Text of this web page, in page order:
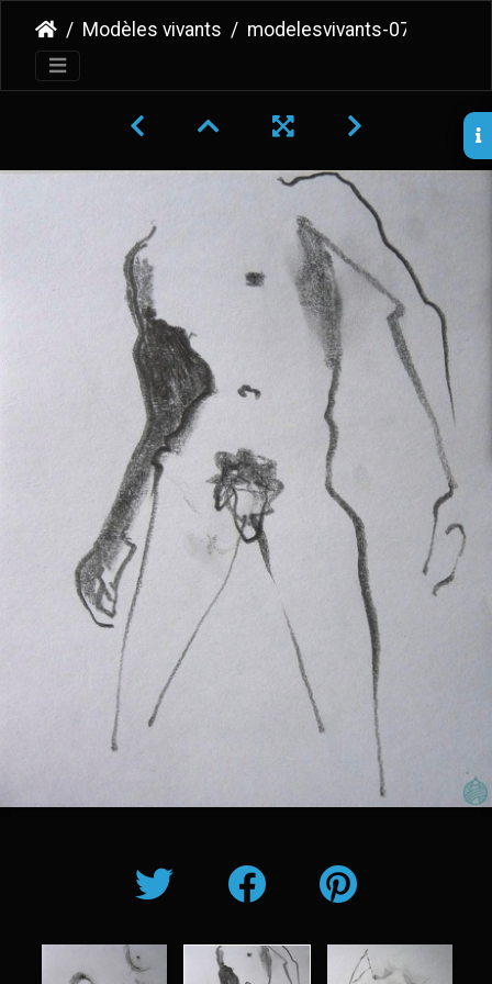
Modèles vivants modelesvivants-075